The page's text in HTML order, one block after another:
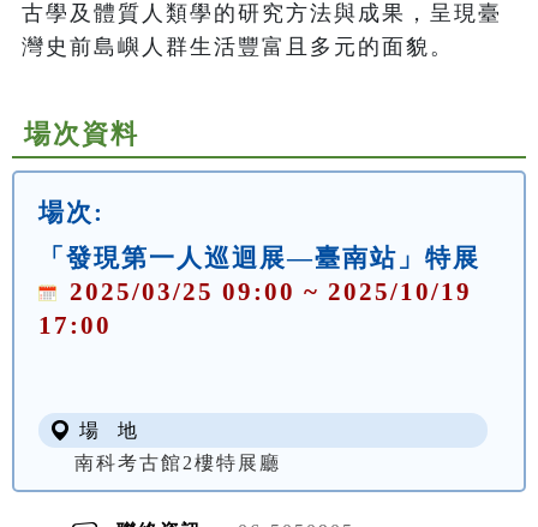
古學及體質人類學的研究方法與成果，呈現臺
灣史前島嶼人群生活豐富且多元的面貌。
場次資料
場次:
「發現第一人巡迴展—臺南站」特展
2025/03/25 09:00 ~ 2025/10/19
17:00
場 地
南科考古館2樓特展廳